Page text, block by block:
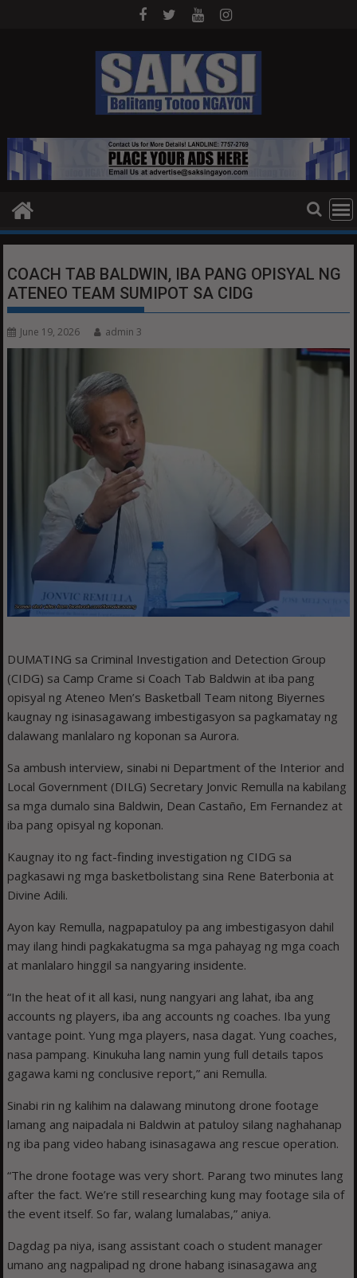
COACH TAB BALDWIN, IBA PANG OPISYAL NG
ATENEO TEAM SUMIPOT SA CIDG
June 19, 2026 admin 3
DUMATING sa Criminal Investigation and Detection Group
(CIDG) sa Camp Crame si Coach Tab Baldwin at iba pang
opisyal ng Ateneo Men’s Basketball Team nitong Biyernes
kaugnay ng isinasagawang imbestigasyon sa pagkamatay ng
dalawang manlalaro ng koponan sa Aurora.
Sa ambush interview, sinabi ni Department of the Interior and
Local Government (DILG) Secretary Jonvic Remulla na kabilang
sa mga dumalo sina Baldwin, Dean Castaño, Em Fernandez at
iba pang opisyal ng koponan.
Kaugnay ito ng fact-finding investigation ng CIDG sa
pagkasawi ng mga basketbolistang sina Rene Baterbonia at
Divine Adili.
Ayon kay Remulla, nagpapatuloy pa ang imbestigasyon dahil
may ilang hindi pagkakatugma sa mga pahayag ng mga coach
at manlalaro hinggil sa nangyaring insidente.
“In the heat of it all kasi, nung nangyari ang lahat, iba ang
accounts ng players, iba ang accounts ng coaches. Iba yung
vantage point. Yung mga players, nasa dagat. Yung coaches,
nasa pampang. Kinukuha lang namin yung full details tapos
gagawa kami ng conclusive report,” ani Remulla.
Sinabi rin ng kalihim na dalawang minutong drone footage
lamang ang naipadala ni Baldwin at patuloy silang naghahanap
ng iba pang video habang isinasagawa ang rescue operation.
“The drone footage was very short. Parang two minutes lang
after the fact. We’re still researching kung may footage sila of
the event itself. So far, walang lumalabas,” aniya.
Dagdag pa niya, isang assistant coach o student manager
umano ang nagpalipad ng drone habang isinasagawa ang